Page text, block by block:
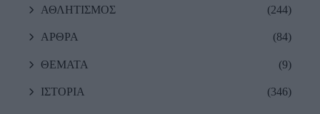
ΑΘΛΗΤΙΣΜΟΣ (244)
ΑΡΘΡΑ (84)
ΘΕΜΑΤΑ (9)
ΙΣΤΟΡΙΑ (346)